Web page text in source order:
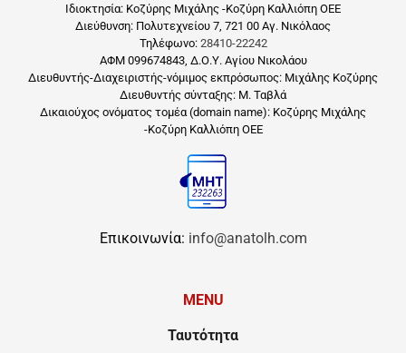
Ιδιοκτησία: Κοζύρης Μιχάλης -Κοζύρη Καλλιόπη ΟΕΕ
Διεύθυνση: Πολυτεχνείου 7, 721 00 Αγ. Νικόλαος
Τηλέφωνο: 28410-22242
ΑΦΜ 099674843, Δ.Ο.Υ. Αγίου Νικολάου
Διευθυντής-Διαχειριστής-νόμιμος εκπρόσωπος: Μιχάλης Κοζύρης
Διευθυντής σύνταξης: Μ. Ταβλά
Δικαιούχος ονόματος τομέα (domain name): Κοζύρης Μιχάλης
-Κοζύρη Καλλιόπη ΟΕΕ
Επικοινωνία: info@anatolh.com
MENU
Ταυτότητα